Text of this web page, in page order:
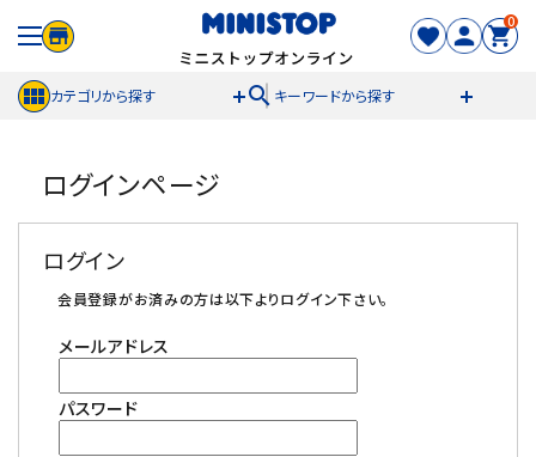
0
カテゴリから探す search キーワードから探す
meeting_room ログイン person 新規登録
セール商品
カテゴリから探す
冷凍食品
ログインページ
ログイン
会員登録がお済みの方は以下よりログイン下さい。
メールアドレス
パスワード